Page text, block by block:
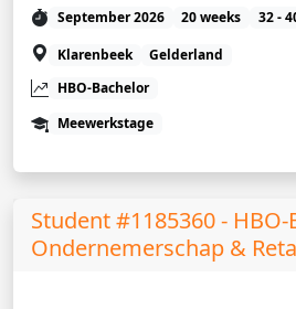
September 2026 20 weeks
32 -
Klarenbeek
Gelderland
HBO-Bachelor
Meewerkstage
Student #1185360 -
Ondernemerschap &